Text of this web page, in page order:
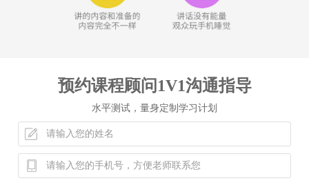
预约课程顾问1V1沟通指导
水平测试，量身定制学习计划